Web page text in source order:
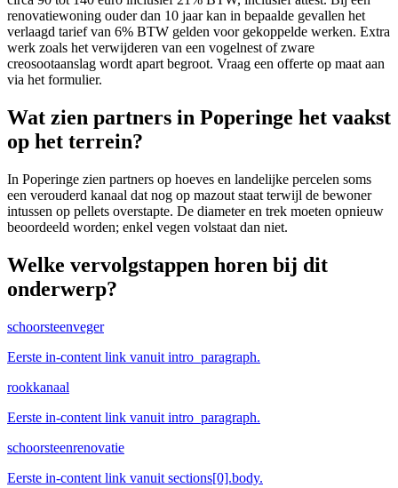
renovatiewoning ouder dan 10 jaar kan in bepaalde gevallen het
verlaagd tarief van 6% BTW gelden voor gekoppelde werken. Extra
werk zoals het verwijderen van een vogelnest of zware
creosootaanslag wordt apart begroot. Vraag een offerte op maat aan
via het formulier.
Wat zien partners in Poperinge het vaakst
op het terrein?
In Poperinge zien partners op hoeves en landelijke percelen soms
een verouderd kanaal dat nog op mazout staat terwijl de bewoner
intussen op pellets overstapte. De diameter en trek moeten opnieuw
beoordeeld worden; enkel vegen volstaat dan niet.
Welke vervolgstappen horen bij dit
onderwerp?
schoorsteenveger
Eerste in-content link vanuit intro_paragraph.
rookkanaal
Eerste in-content link vanuit intro_paragraph.
schoorsteenrenovatie
Eerste in-content link vanuit sections[0].body.